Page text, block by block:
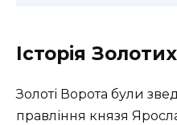
Історія
Золоті Ворота були
правління князя